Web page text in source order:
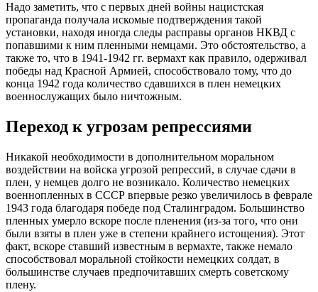
Надо заметить, что с первых дней войны нацистская
пропаганда получала искомые подтверждения такой
установки, находя иногда следы расправы органов НКВД с
попавшими к ним пленными немцами. Это обстоятельство, а
также то, что в 1941-1942 гг. вермахт как правило, одерживал
победы над Красной Армией, способствовало тому, что до
конца 1942 года количество сдавшихся в плен немецких
военнослужащих было ничтожным.
Переход к угрозам репрессиями
Никакой необходимости в дополнительном моральном
воздействии на войска угрозой репрессий, в случае сдачи в
плен, у немцев долго не возникало. Количество немецких
военнопленных в СССР впервые резко увеличилось в феврале
1943 года благодаря победе под Сталинградом. Большинство
пленных умерло вскоре после пленения (из-за того, что они
были взяты в плен уже в степени крайнего истощения). Этот
факт, вскоре ставший известным в вермахте, также немало
способствовал моральной стойкости немецких солдат, в
большинстве случаев предпочитавших смерть советскому
плену.